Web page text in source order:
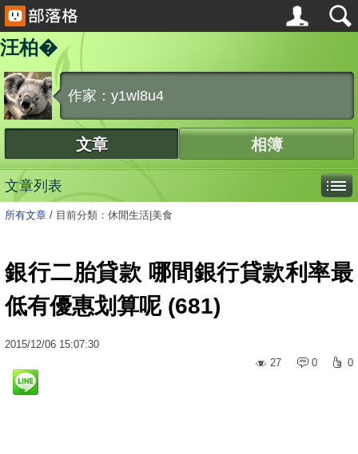
汪柏�
作家：y1wl8u4
文章 相簿
文章列表
所有文章 / 目前分類：休閒生活|美食
銀行二胎貸款 哪間銀行貸款利率最
低有優惠划算呢 (681)
2015/12/06 15:07:30
27
0 0